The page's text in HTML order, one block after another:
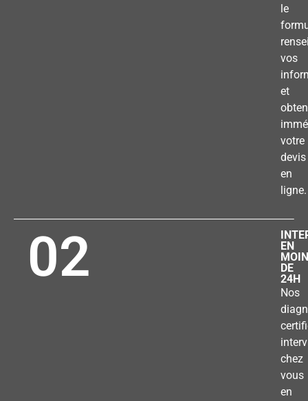
le
vos
et
votre
devis
en
ligne.
02
EN
DE
24H
Nos
chez
vous
en